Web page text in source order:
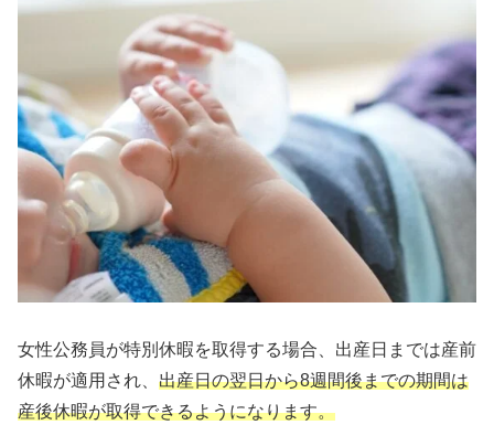
女性公務員が特別休暇を取得する場合、出産日までは産前
休暇が適用され、 出産日の翌日から8週間後までの期間は
産後休暇が取得できるようになります。